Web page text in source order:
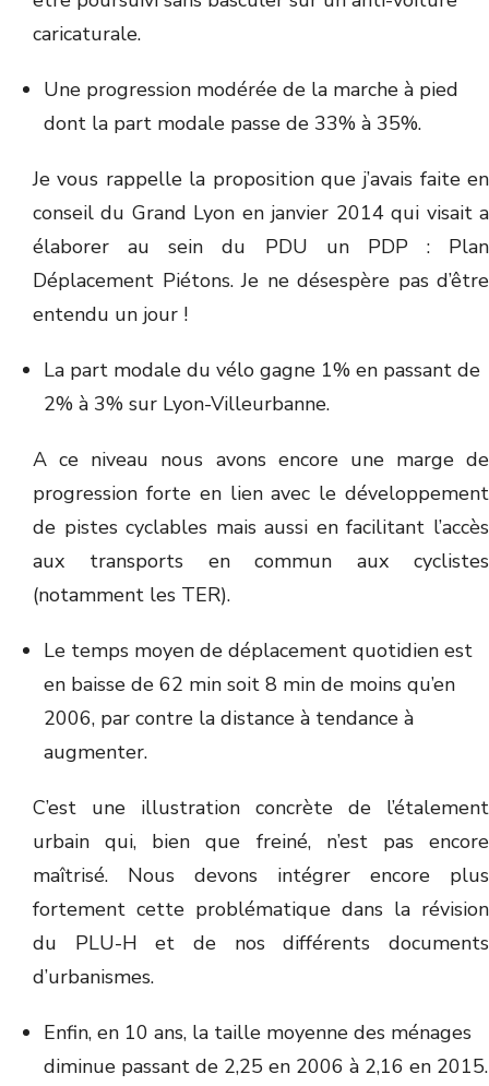
caricaturale.
Une progression modérée de la marche à pied
dont la part modale passe de 33% à 35%.
Je vous rappelle la proposition que j’avais faite en
conseil du Grand Lyon en janvier 2014 qui visait a
élaborer au sein du PDU un PDP : Plan
Déplacement Piétons. Je ne désespère pas d’être
entendu un jour !
La part modale du vélo gagne 1% en passant de
2% à 3% sur Lyon-Villeurbanne.
A ce niveau nous avons encore une marge de
progression forte en lien avec le développement
de pistes cyclables mais aussi en facilitant l’accès
aux transports en commun aux cyclistes
(notamment les TER).
Le temps moyen de déplacement quotidien est
en baisse de 62 min soit 8 min de moins qu’en
2006, par contre la distance à tendance à
augmenter.
C’est une illustration concrète de l’étalement
urbain qui, bien que freiné, n’est pas encore
maîtrisé. Nous devons intégrer encore plus
fortement cette problématique dans la révision
du PLU-H et de nos différents documents
d’urbanismes.
Enfin, en 10 ans, la taille moyenne des ménages
diminue passant de 2,25 en 2006 à 2,16 en 2015.